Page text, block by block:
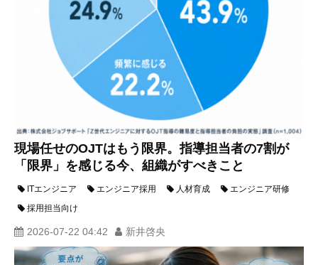
現場任せのOJTはもう限界。指導担当者の7割が
「限界」を感じる今、組織がすべきこと
ITエンジニア エンジニア採用 人材育成
エンジニア研修
採用担当向け
2026-07-22 04:42 新井啓央